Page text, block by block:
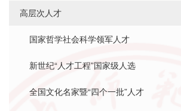
高层次人才
国家哲学社会科学领军人才
新世纪“人才工程”国家级人选
全国文化名家暨“四个一批”人才